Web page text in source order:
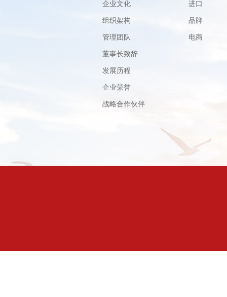
企业文化
组织架构
管理团队
董事长致辞
发展历程
企业荣誉
战略合作伙伴
进口
品牌
电商